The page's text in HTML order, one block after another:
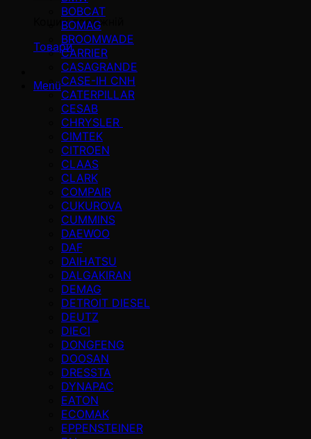
Кошик порожній
Товари
Menü
BOBCAT
BOMAG
BROOMWADE
CARRIER
CASAGRANDE
CASE-IH CNH
CATERPILLAR
CESAB
CHRYSLER
CIMTEK
CITROEN
CLAAS
CLARK
COMPAIR
CUKUROVA
CUMMINS
DAEWOO
DAF
DAIHATSU
DALGAKIRAN
DEMAG
DETROIT DIESEL
DEUTZ
DIECI
DONGFENG
DOOSAN
DRESSTA
DYNAPAC
EATON
ECOMAK
EPPENSTEINER